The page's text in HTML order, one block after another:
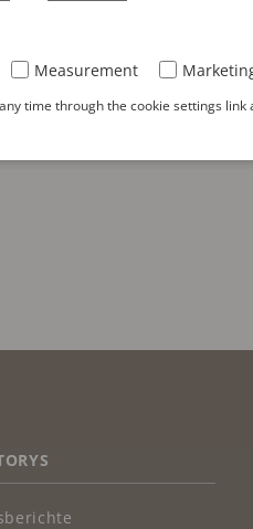
Measurement
time through the cookie settings